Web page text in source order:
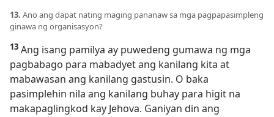
13. Ano ang dapat nating maging pananaw sa mga pagpapasimpleng
ginawa ng organisasyon?
13 Ang isang pamilya ay puwedeng gumawa ng mga
pagbabago para mabadyet ang kanilang kita at
mabawasan ang kanilang gastusin. O baka
pasimplehin nila ang kanilang buhay para higit na
makapaglingkod kay Jehova. Ganiyan din ang